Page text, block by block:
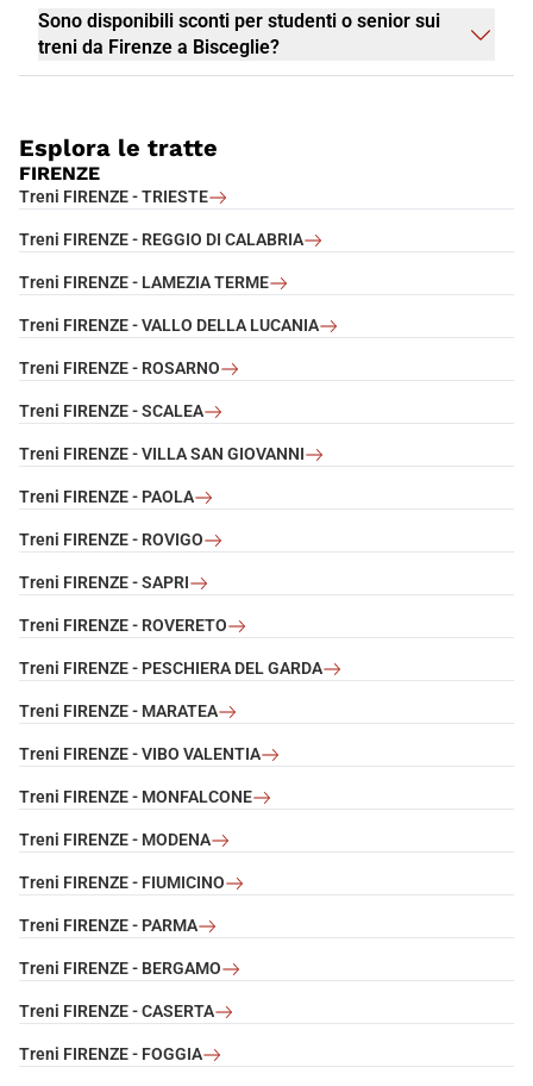
Sono disponibili sconti per studenti o senior sui
treni da Firenze a Bisceglie?
Esplora le tratte
FIRENZE
Treni FIRENZE - TRIESTE
Treni FIRENZE - REGGIO DI CALABRIA
Treni FIRENZE - LAMEZIA TERME
Treni FIRENZE - VALLO DELLA LUCANIA
Treni FIRENZE - ROSARNO
Treni FIRENZE - SCALEA
Treni FIRENZE - VILLA SAN GIOVANNI
Treni FIRENZE - PAOLA
Treni FIRENZE - ROVIGO
Treni FIRENZE - SAPRI
Treni FIRENZE - ROVERETO
Treni FIRENZE - PESCHIERA DEL GARDA
Treni FIRENZE - MARATEA
Treni FIRENZE - VIBO VALENTIA
Treni FIRENZE - MONFALCONE
Treni FIRENZE - MODENA
Treni FIRENZE - FIUMICINO
Treni FIRENZE - PARMA
Treni FIRENZE - BERGAMO
Treni FIRENZE - CASERTA
Treni FIRENZE - FOGGIA